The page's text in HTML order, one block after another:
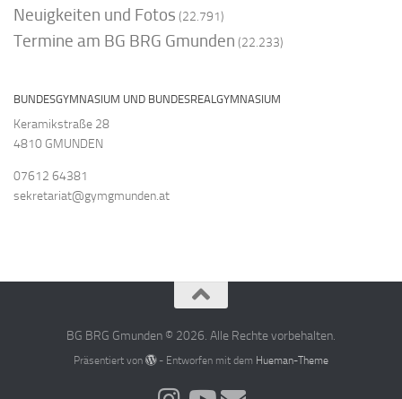
Neuigkeiten und Fotos (22.791)
Termine am BG BRG Gmunden (22.233)
BUNDESGYMNASIUM UND BUNDESREALGYMNASIUM
Keramikstraße 28
4810 GMUNDEN
07612 64381
sekretariat@gymgmunden.at
BG BRG Gmunden © 2026. Alle Rechte vorbehalten.
Präsentiert von - Entworfen mit dem Hueman-Theme